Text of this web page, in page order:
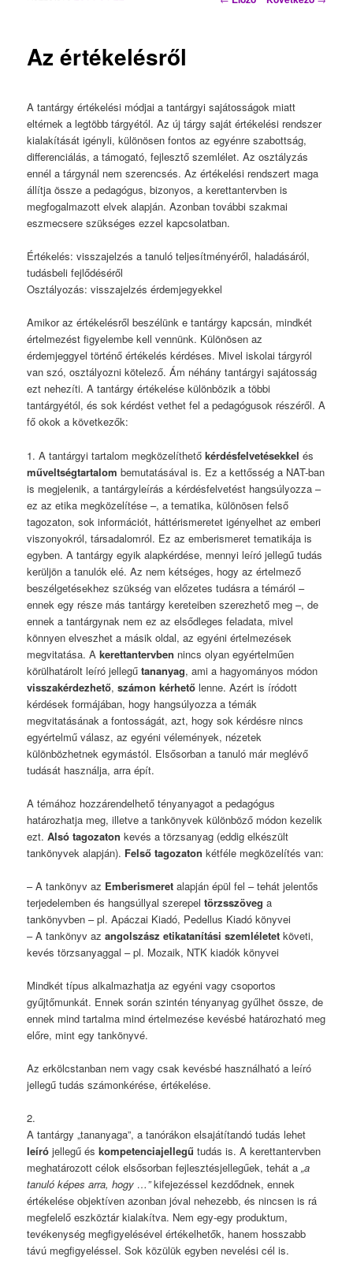
Az értékelésről
A tantárgy értékelési módjai a tantárgyi sajátosságok miatt
eltérnek a legtöbb tárgyétól. Az új tárgy saját értékelési rendszer
kialakítását igényli, különösen fontos az egyénre szabottság,
differenciálás, a támogató, fejlesztő szemlélet. Az osztályzás
ennél a tárgynál nem szerencsés. Az értékelési rendszert maga
állítja össze a pedagógus, bizonyos, a kerettantervben is
megfogalmazott elvek alapján. Azonban további szakmai
eszmecsere szükséges ezzel kapcsolatban.
Értékelés: visszajelzés a tanuló teljesítményéről, haladásáról,
tudásbeli fejlődéséről
Osztályozás: visszajelzés érdemjegyekkel
Amikor az értékelésről beszélünk e tantárgy kapcsán, mindkét
értelmezést figyelembe kell vennünk. Különösen az
érdemjeggyel történő értékelés kérdéses. Mivel iskolai tárgyról
van szó, osztályozni kötelező. Ám néhány tantárgyi sajátosság
ezt nehezíti. A tantárgy értékelése különbözik a többi
tantárgyétól, és sok kérdést vethet fel a pedagógusok részéről. A
fő okok a következők:
1. A tantárgyi tartalom megközelíthetőkérdésfelvetésekkel és
műveltségtartalom bemutatásával is. Ez a kettősség a NAT-ban
is megjelenik, a tantárgyleírás a kérdésfelvetést hangsúlyozza –
ez az etika megközelítése –, a tematika, különösen felső
tagozaton, sok információt, háttérismeretet igényelhet az emberi
viszonyokról, társadalomról. Ez az emberismeret tematikája is
egyben. A tantárgy egyik alapkérdése, mennyi leíró jellegű tudás
kerüljön a tanulók elé. Az nem kétséges, hogy az értelmező
beszélgetésekhez szükség van előzetes tudásra a témáról –
ennek egy része más tantárgy kereteiben szerezhető meg –, de
ennek a tantárgynak nem ez az elsődleges feladata, mivel
könnyen elveszhet a másik oldal, az egyéni értelmezések
megvitatása. Akerettantervben nincs olyan egyértelműen
körülhatárolt leíró jellegűtananyag, ami a hagyományos módon
visszakérdezhető,számon kérhető lenne. Azért is íródott
kérdések formájában, hogy hangsúlyozza a témák
megvitatásának a fontosságát, azt, hogy sok kérdésre nincs
egyértelmű válasz, az egyéni vélemények, nézetek
különbözhetnek egymástól. Elsősorban a tanuló már meglévő
tudását használja, arra épít.
A témához hozzárendelhető tényanyagot a pedagógus
határozhatja meg, illetve a tankönyvek különböző módon kezelik
ezt.Alsó tagozaton kevés a törzsanyag (eddig elkészült
tankönyvek alapján). Felső tagozaton kétféle megközelítés van:
– A tankönyv az Emberismeret alapján épül fel – tehát jelentős
terjedelemben és hangsúllyal szerepeltörzsszöveg a
tankönyvben – pl. Apáczai Kiadó, Pedellus Kiadó könyvei
– A tankönyv azangolszász etikatanítási szemléletet követi,
kevés törzsanyaggal – pl. Mozaik, NTK kiadók könyvei
Mindkét típus alkalmazhatja az egyéni vagy csoportos
gyűjtőmunkát. Ennek során szintén tényanyag gyűlhet össze, de
ennek mind tartalma mind értelmezése kevésbé határozható meg
előre, mint egy tankönyvé.
Az erkölcstanban nem vagy csak kevésbé használható a leíró
jellegű tudás számonkérése, értékelése.
2.
A tantárgy „tananyaga”, a tanórákon elsajátítandó tudás lehet
leíró jellegű éskompetenciajellegű tudás is. A kerettantervben
meghatározott célok elsősorban fejlesztésjellegűek, tehát a„a
tanuló képes arra, hogy …”kifejezéssel kezdődnek, ennek
értékelése objektíven azonban jóval nehezebb, és nincsen is rá
megfelelő eszköztár kialakítva. Nem egy-egy produktum,
tevékenység megfigyelésével értékelhetők, hanem hosszabb
távú megfigyeléssel. Sok közülük egyben nevelési cél is.